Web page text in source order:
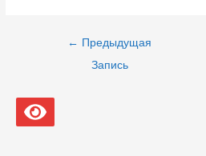
Навигация
← Предыдущая
Запись